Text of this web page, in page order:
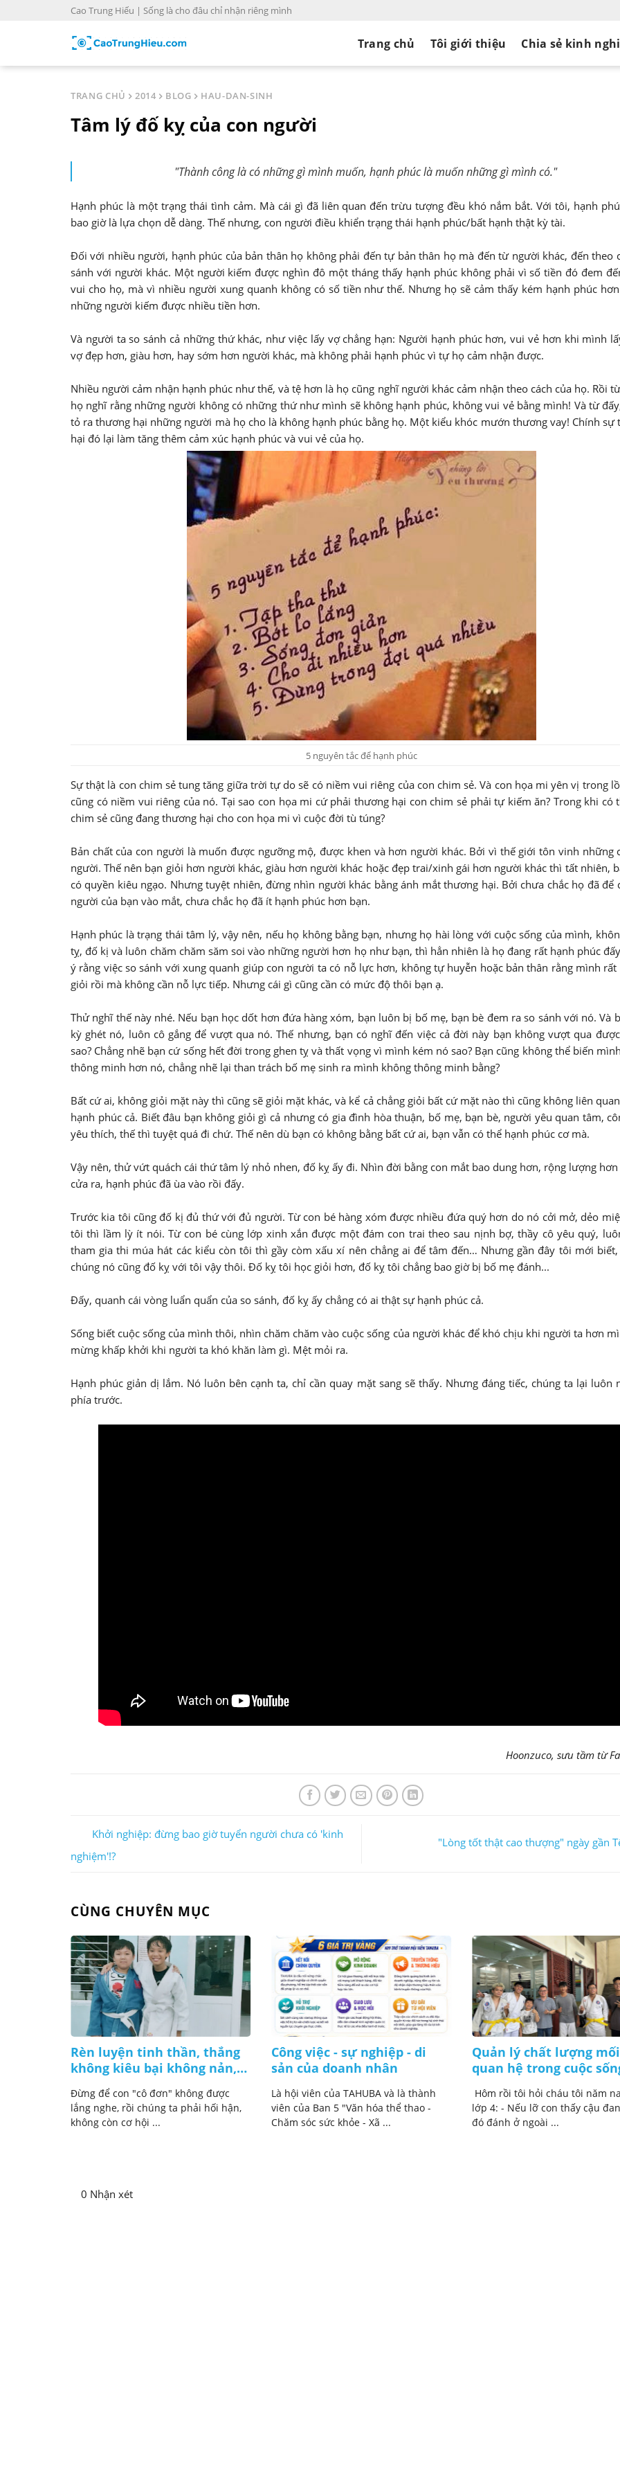
Cao Trung Hiếu | Sống là cho đâu chỉ nhận riêng mình
Trang chủ Tôi giới thiệu Chia sẻ kinh
TRANG CHỦ 2014 BLOG HAU-DAN-SINH
Tâm lý đố kỵ của con người
"Thành công là có những gì mình muốn, hạnh phúc là muốn những gì mình có."
Hạnh phúc là một trạng thái tình cảm. Mà cái gì đã liên quan đến trừu tượng đều khó nắm bắt. Với tôi, hạnh
bao giờ là lựa chọn dễ dàng. Thế nhưng, con người điều khiển trạng thái hạnh phúc/bất hạnh thật kỳ tài.
Đối với nhiều người, hạnh phúc của bản thân họ không phải đến tự bản thân họ mà đến từ người khác, đến theo
sánh với người khác. Một người kiếm được nghìn đô một tháng thấy hạnh phúc không phải vì số tiền đó đem
vui cho họ, mà vì nhiều người xung quanh không có số tiền như thế. Nhưng họ sẽ cảm thấy kém hạnh phúc
những người kiếm được nhiều tiền hơn.
Và người ta so sánh cả những thứ khác, như việc lấy vợ chẳng hạn: Người hạnh phúc hơn, vui vẻ hơn khi mình
vợ đẹp hơn, giàu hơn, hay sớm hơn người khác, mà không phải hạnh phúc vì tự họ cảm nhận được.
Nhiều người cảm nhận hạnh phúc như thế, và tệ hơn là họ cũng nghĩ người khác cảm nhận theo cách của họ. Rồi
họ nghĩ rằng những người không có những thứ như mình sẽ không hạnh phúc, không vui vẻ bằng mình! Và từ
tỏ ra thương hại những người mà họ cho là không hạnh phúc bằng họ. Một kiểu khóc mướn thương vay! Chính sự
hại đó lại làm tăng thêm cảm xúc hạnh phúc và vui vẻ của họ.
5 nguyên tắc để hạnh phúc
Sự thật là con chim sẻ tung tăng giữa trời tự do sẽ có niềm vui riêng của con chim sẻ. Và con họa mi yên vị trong
cũng có niềm vui riêng của nó. Tại sao con họa mi cứ phải thương hại con chim sẻ phải tự kiếm ăn? Trong khi có
chim sẻ cũng đang thương hại cho con họa mi vì cuộc đời tù túng?
Bản chất của con người là muốn được ngưỡng mộ, được khen và hơn người khác. Bởi vì thế giới tôn vinh những
người. Thế nên bạn giỏi hơn người khác, giàu hơn người khác hoặc đẹp trai/xinh gái hơn người khác thì tất nhiên,
có quyền kiêu ngạo. Nhưng tuyệt nhiên, đừng nhìn người khác bằng ánh mắt thương hại. Bởi chưa chắc họ đã để
người của bạn vào mắt, chưa chắc họ đã ít hạnh phúc hơn bạn.
Hạnh phúc là trạng thái tâm lý, vậy nên, nếu họ không bằng bạn, nhưng họ hài lòng với cuộc sống của mình,
tỵ, đố kị và luôn chăm chăm săm soi vào những người hơn họ như bạn, thì hẳn nhiên là họ đang rất hạnh phúc
ý rằng việc so sánh với xung quanh giúp con người ta có nỗ lực hơn, không tự huyễn hoặc bản thân rằng mình
giỏi rồi mà không cần nỗ lực tiếp. Nhưng cái gì cũng cần có mức độ thôi bạn ạ.
Thử nghĩ thế này nhé. Nếu bạn học dốt hơn đứa hàng xóm, bạn luôn bị bố mẹ, bạn bè đem ra so sánh với nó. Và
kỳ ghét nó, luôn cô gắng để vượt qua nó. Thế nhưng, bạn có nghĩ đến việc cả đời này bạn không vượt qua
sao? Chẳng nhẽ bạn cứ sống hết đời trong ghen tỵ và thất vọng vì mình kém nó sao? Bạn cũng không thể biến
thông minh hơn nó, chẳng nhẽ lại than trách bố mẹ sinh ra mình không thông minh bằng?
Bất cứ ai, không giỏi mặt này thì cũng sẽ giỏi mặt khác, và kể cả chẳng giỏi bất cứ mặt nào thì cũng không liên
hạnh phúc cả. Biết đâu bạn không giỏi gì cả nhưng có gia đình hòa thuận, bố mẹ, bạn bè, người yêu quan tâm,
yêu thích, thế thì tuyệt quá đi chứ. Thế nên dù bạn có không bằng bất cứ ai, bạn vẫn có thể hạnh phúc cơ mà.
Vậy nên, thử vứt quách cái thứ tâm lý nhỏ nhen, đố kỵ ấy đi. Nhìn đời bằng con mắt bao dung hơn, rộng lượng
cửa ra, hạnh phúc đã ùa vào rồi đấy.
Trước kia tôi cũng đố kị đủ thứ với đủ người. Từ con bé hàng xóm được nhiều đứa quý hơn do nó cởi mở, dẻo
tôi thì lầm lỳ ít nói. Từ con bé cùng lớp xinh xắn được một đám con trai theo sau nịnh bợ, thầy cô yêu quý,
tham gia thi múa hát các kiểu còn tôi thì gầy còm xấu xí nên chẳng ai để tâm đến… Nhưng gần đây tôi mới
chúng nó cũng đố kỵ với tôi vậy thôi. Đố kỵ tôi học giỏi hơn, đố kỵ tôi chẳng bao giờ bị bố mẹ đánh...
Đấy, quanh cái vòng luẩn quẩn của so sánh, đố kỵ ấy chẳng có ai thật sự hạnh phúc cả.
Sống biết cuộc sống của mình thôi, nhìn chăm chăm vào cuộc sống của người khác để khó chịu khi người ta hơn
mừng khấp khởi khi người ta khó khăn làm gì. Mệt mỏi ra.
Hạnh phúc giản dị lắm. Nó luôn bên cạnh ta, chỉ cần quay mặt sang sẽ thấy. Nhưng đáng tiếc, chúng ta lại luôn
phía trước.
Hoonzuco, sưu tầm từ
Khởi nghiệp: đừng bao giờ tuyển người chưa có 'kinh
nghiệm'!?
"Lòng tốt thật cao thượng" ngày gần
CÙNG CHUYÊN MỤC
Rèn luyện tinh thần, thắng
không kiêu bại không nản,
lúc nào cũng bình tĩnh
Đừng để con "cô đơn" không được
lắng nghe, rồi chúng ta phải hối hận,
không còn cơ hội ...
Công việc - sự nghiệp - di
sản của doanh nhân
Là hội viên của TAHUBA và là thành
viên của Ban 5 "Văn hóa thể thao -
Chăm sóc sức khỏe - Xã ...
Quản lý chất lượng mối
quan hệ trong cuộc
Hôm rồi tôi hỏi cháu tôi năm
lớp 4: - Nếu lỡ con thấy cậu
đó đánh ở ngoài ...
0 Nhận xét